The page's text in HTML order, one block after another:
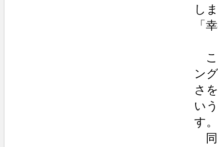
し
「
こ
ン
さ
い
す。
同